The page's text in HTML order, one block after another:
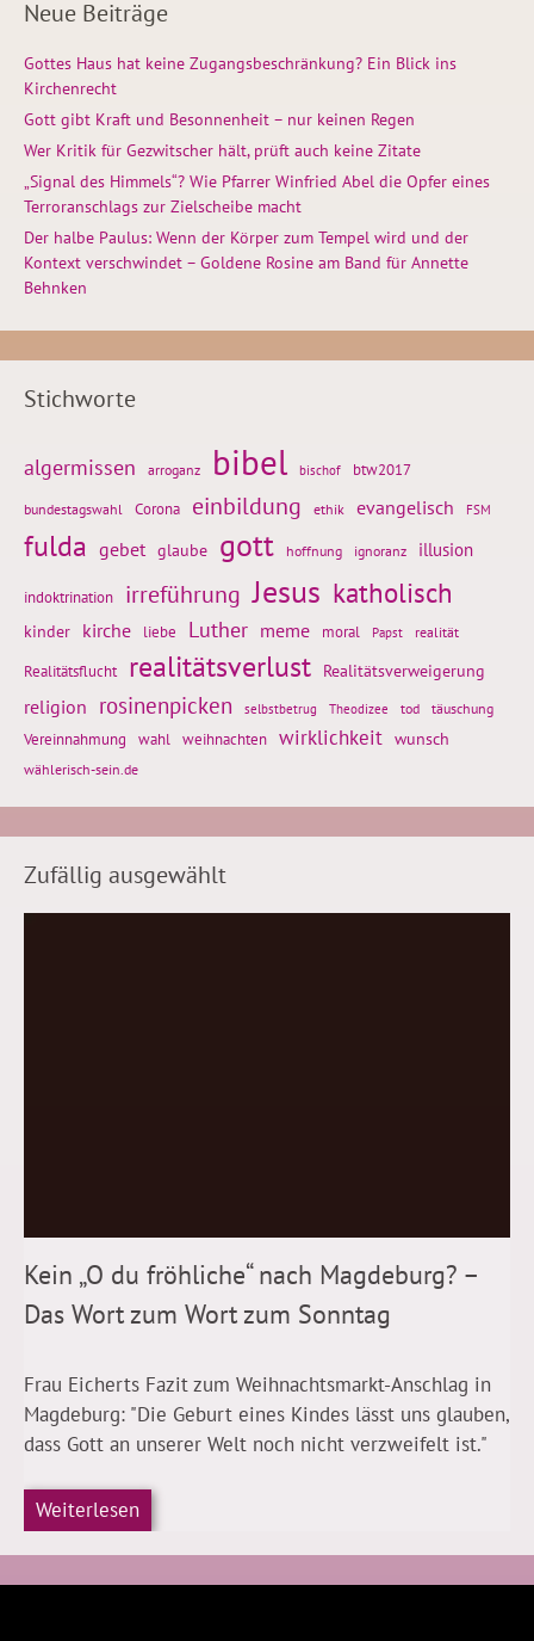
Neue Beiträge
Gottes Haus hat keine Zugangsbeschränkung? Ein Blick ins
Kirchenrecht
Gott gibt Kraft und Besonnenheit – nur keinen Regen
Wer Kritik für Gezwitscher hält, prüft auch keine Zitate
„Signal des Himmels“? Wie Pfarrer Winfried Abel die Opfer eines
Terroranschlags zur Zielscheibe macht
Der halbe Paulus: Wenn der Körper zum Tempel wird und der
Kontext verschwindet – Goldene Rosine am Band für Annette
Behnken
Stichworte
algermissen arroganz bibel bischof btw2017
bundestagswahl Corona einbildung ethik evangelisch FSM
fulda gebet glaube gott hoffnung ignoranz illusion
indoktrination irreführung Jesus katholisch
kinder kirche liebe Luther meme moral Papst realität
Realitätsflucht realitätsverlust Realitätsverweigerung
religion rosinenpicken selbstbetrug Theodizee tod täuschung
Vereinnahmung wahl weihnachten wirklichkeit wunsch
wählerisch-sein.de
Zufällig ausgewählt
Kein „O du fröhliche“ nach Magdeburg? –
Das Wort zum Wort zum Sonntag
Frau Eicherts Fazit zum Weihnachtsmarkt-Anschlag in
Magdeburg: "Die Geburt eines Kindes lässt uns glauben,
dass Gott an unserer Welt noch nicht verzweifelt ist."
Weiterlesen